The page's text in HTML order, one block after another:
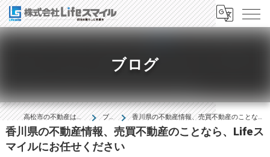
ブログ
高松市の不動産は株式会社Lifeｽﾏｲﾙ ブログ 香川県の不動産情報、売買不動産のことなら、Lifeスマイルにお任せください
香川県の不動産情報、売買不動産のことなら、Lifeス
マイルにお任せください